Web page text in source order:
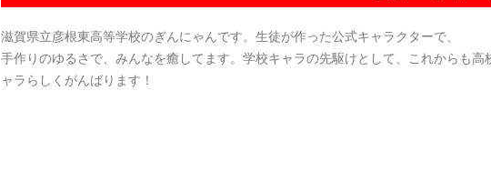
滋賀県立彦根東高等学校のぎんにゃんです。生徒が作った公式キャラクターで、
手作りのゆるさで、みんなを癒してます。学校キャラの先駆けとして、これからも高
ャラらしくがんばります！